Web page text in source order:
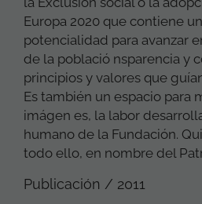
Europa 2020 que contiene
potencialidad para avanzar
de la població nsparencia y
principios y valores que
Es también un espacio para
imágen es, la labor
humano de la Fundación.
todo ello, en nombre del
Publicación / 2011